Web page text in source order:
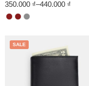
350.000 ₫–440.000 ₫
SALE